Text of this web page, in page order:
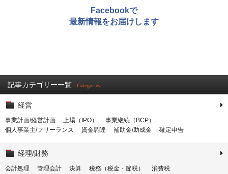
Facebookで
最新情報をお届けします
記事カテゴリー一覧 - Categories -
経営
事業計画/経営計画 上場（IPO）
事業継続（BCP）
個人事業主/フリーランス
資金調達 補助金/助成金 確定申告
経理/財務
会計処理 管理会計 決算 税務（税金・節税）
消費税